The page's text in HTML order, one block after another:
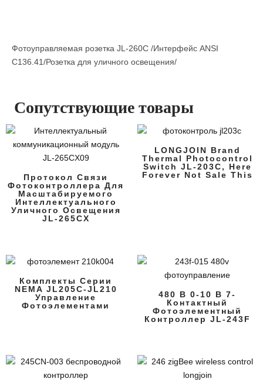
Фотоуправляемая розетка JL-260C /Интерфейс ANSI
C136.41/Розетка для уличного освещения/
Сопутствующие товары
Протокол Связи
Фотоконтроллера Для
Масштабируемого
Интеллектуального
Уличного Освещения
JL-265CX
LONGJOIN Brand
Thermal Photocontrol
Switch JL-203C, Here
Forever Not Sale This
Комплекты Серии
NEMA JL205C-JL210
Управление
Фотоэлементами
480 В 0-10 В 7-
Контактный
Фотоэлементный
Контроллер JL-243F